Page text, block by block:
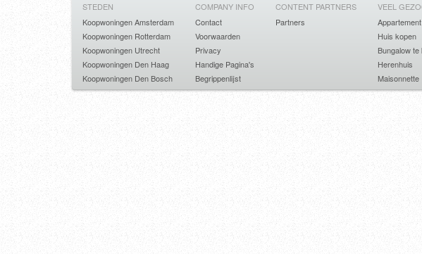
STEDEN
Koopwoningen Amsterdam
Koopwoningen Rotterdam
Koopwoningen Utrecht
Koopwoningen Den Haag
Koopwoningen Den Bosch
COMPANY INFO
Contact
Voorwaarden
Privacy
Handige Pagina's
Begrippenlijst
CONTENT PARTNERS
Partners
VEEL
Huis kopen
Bungalow te
Herenhuis
Maisonnette